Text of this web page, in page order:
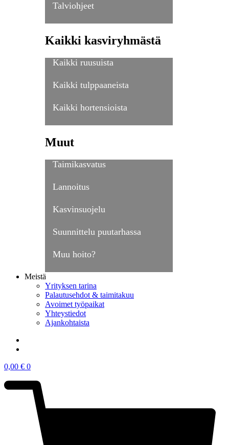
Talviohjeet
Kaikki kasviryhmästä
Kaikki ruusuista
Kaikki tulppaaneista
Kaikki hortensioista
Muut
Taimikasvatus
Lannoitus
Kasvinsuojelu
Suunnittelu puutarhassa
Muu hoito?
Meistä
Yrityksen tarina
Palautusehdot & taimitakuu
Avoimet työpaikat
Yhteystiedot
Ajankohtaista
0,00 € 0